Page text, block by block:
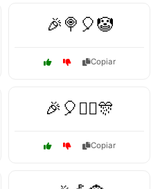
🎉🍭🎈🤡
Copiar
🎉🎈🤹‍♂️🎊
Copiar